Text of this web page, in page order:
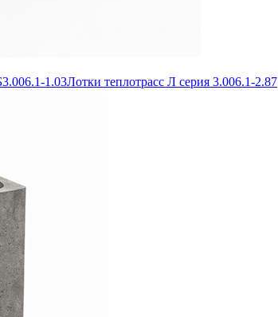
1.03Лотки теплотрасс Л серия 3.006.1-2.87